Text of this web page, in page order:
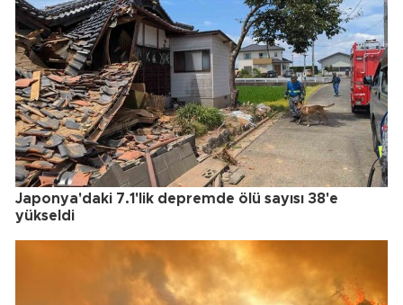
Japonya'daki 7.1'lik depremde ölü sayısı 38'e
yükseldi